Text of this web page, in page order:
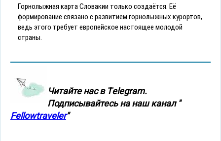
Горнолыжная карта Словакии только создаётся. Её
формирование связано с развитием горнолыжных курортов,
ведь этого требует европейское настоящее молодой
страны.
Читайте нас в Тelegram.
Подписывайтесь на наш канал "
Fellowtraveler"